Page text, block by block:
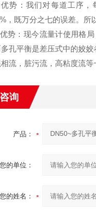
势：我们对每道工序
，既万分之七的误差。所
势：现今流量计使用格
孔平衡是差压式中的姣
流，脏污流，高粘度流
询
产品：
您的单位：
您的姓名：